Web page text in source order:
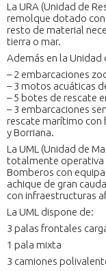
La URA (Unidad de
remolque dotado con
resto de material
tierra o mar.
Además en la Unidad
– 2 embarcaciones
– 3 motos acuáticas
– 5 botes de rescate
– 3 embarcaciones
rescate marítimo con
y Borriana.
La UML (Unidad de
totalmente operativa
Bomberos con
achique de gran
con infraestructuras
La UML dispone de:
3 palas frontales
1 pala mixta
3 camiones